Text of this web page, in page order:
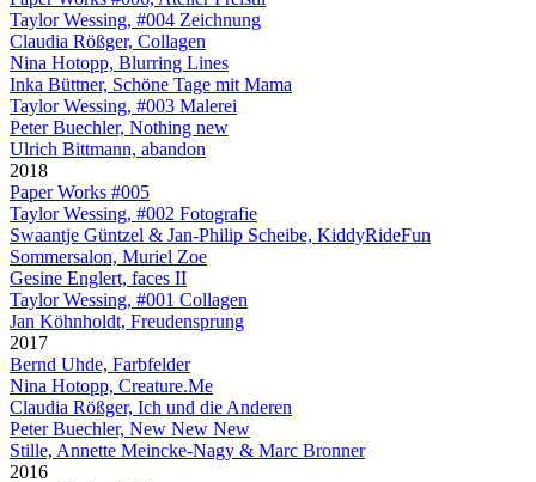
Taylor Wessing, #004 Zeichnung
Claudia Rößger, Collagen
Nina Hotopp, Blurring Lines
Inka Büttner, Schöne Tage mit Mama
Taylor Wessing, #003 Malerei
Peter Buechler, Nothing new
Ulrich Bittmann, abandon
2018
Paper Works #005
Taylor Wessing, #002 Fotografie
Swaantje Güntzel & Jan-Philip Scheibe, KiddyRideFun
Sommersalon, Muriel Zoe
Gesine Englert, faces II
Taylor Wessing, #001 Collagen
Jan Köhnholdt, Freudensprung
2017
Bernd Uhde, Farbfelder
Nina Hotopp, Creature.Me
Claudia Rößger, Ich und die Anderen
Peter Buechler, New New New
Stille, Annette Meincke-Nagy & Marc Bronner
2016